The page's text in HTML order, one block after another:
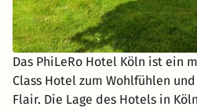
Das PhiLeRo Hotel Köln ist ein
Class Hotel zum Wohlfühlen
Flair. Die Lage des Hotels in